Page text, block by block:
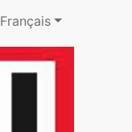
Français